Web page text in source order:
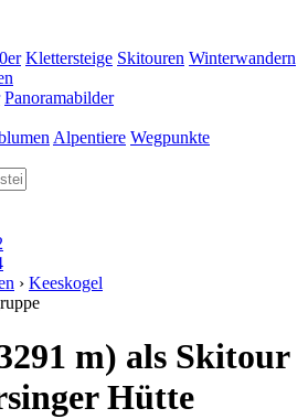
Klettersteige Skitouren Winterwandern
Panoramabilder
Alpentiere Wegpunkte
› Keeskogel
m) als Skitour
Hütte